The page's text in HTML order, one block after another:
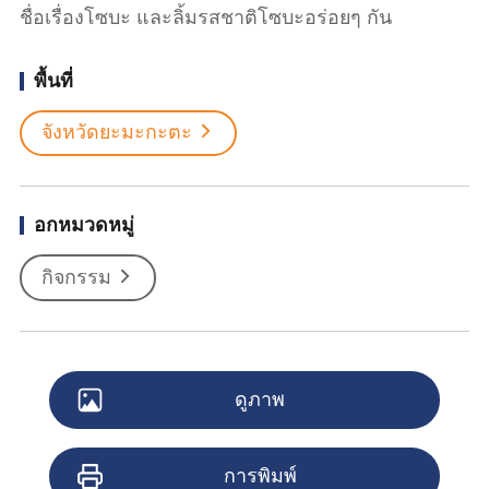
ชื่อเรื่องโซบะ และลิ้มรสชาติโซบะอร่อยๆ กัน
พื้นที่
จังหวัดยะมะกะตะ
อกหมวดหมู่
กิจกรรม
ดูภาพ
การพิมพ์